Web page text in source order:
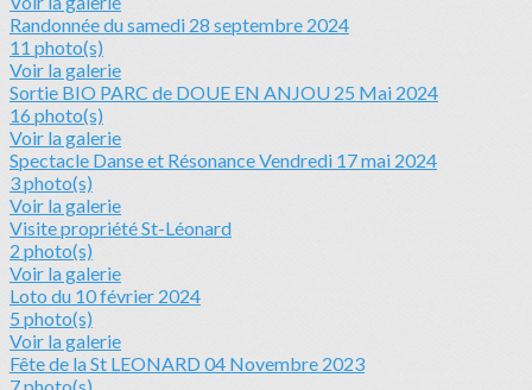
Randonnée du samedi 28 septembre 2024
11 photo(s)
Voir la galerie
Sortie BIO PARC de DOUE EN ANJOU 25 Mai 2024
16 photo(s)
Voir la galerie
Spectacle Danse et Résonance Vendredi 17 mai 2024
3 photo(s)
Voir la galerie
Visite propriété St-Léonard
2 photo(s)
Voir la galerie
Loto du 10 février 2024
5 photo(s)
Voir la galerie
Fête de la St LEONARD 04 Novembre 2023